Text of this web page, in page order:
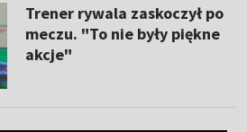
Trener rywala zaskoczył po
meczu. "To nie były piękne
akcje"